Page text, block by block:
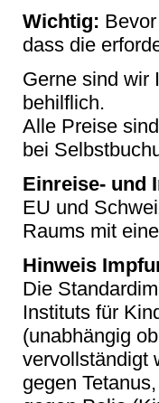
Wichtig:
dass die
Gerne sind wir
behilflich.
Alle Preise
bei
Einreise- und
EU und
Raums mit
Hinweis
Die
Instituts für
(unabhängig
vervollständigt
gegen